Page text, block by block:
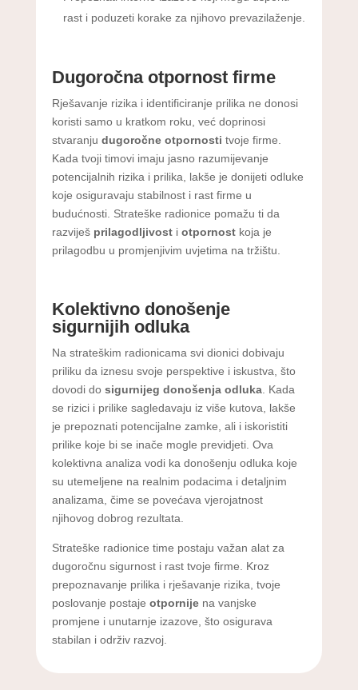
rast i poduzeti korake za njihovo prevazilaženje.
Dugoročna otpornost firme
Rješavanje rizika i identificiranje prilika ne donosi
koristi samo u kratkom roku, već doprinosi
stvaranju dugoročne otpornosti tvoje firme.
Kada tvoji timovi imaju jasno razumijevanje
potencijalnih rizika i prilika, lakše je donijeti odluke
koje osiguravaju stabilnost i rast firme u
budućnosti. Strateške radionice pomažu ti da
razviješ prilagodljivosti otpornostkoja je
prilagodbu u promjenjivim uvjetima na tržištu.
Kolektivno donošenje
sigurnijih odluka
Na strateškim radionicama svi dionici dobivaju
priliku da iznesu svoje perspektive i iskustva, što
dovodi do sigurnijeg donošenja odluka. Kada
se rizici i prilike sagledavaju iz više kutova, lakše
je prepoznati potencijalne zamke, ali i iskoristiti
prilike koje bi se inače mogle previdjeti. Ova
kolektivna analiza vodi ka donošenju odluka koje
su utemeljene na realnim podacima i detaljnim
analizama, čime se povećava vjerojatnost
njihovog dobrog rezultata.
Strateške radionice time postaju važan alat za
dugoročnu sigurnost i rast tvoje firme. Kroz
prepoznavanje prilika i rješavanje rizika, tvoje
poslovanje postaje otpornijena vanjske
promjene i unutarnje izazove, što osigurava
stabilan i održiv razvoj.